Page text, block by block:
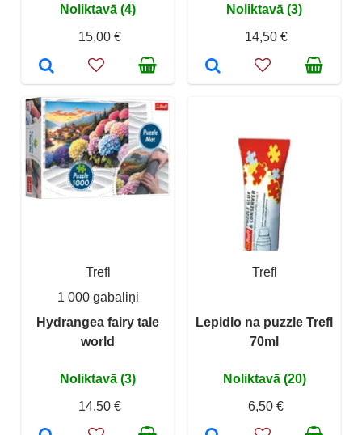
Noliktavā (4)
15,00 €
Noliktavā (3)
14,50 €
Trefl
1 000 gabaliņi
Hydrangea fairy tale
world
Noliktavā (3)
14,50 €
Trefl
Lepidlo na puzzle Trefl
70ml
Noliktavā (20)
6,50 €